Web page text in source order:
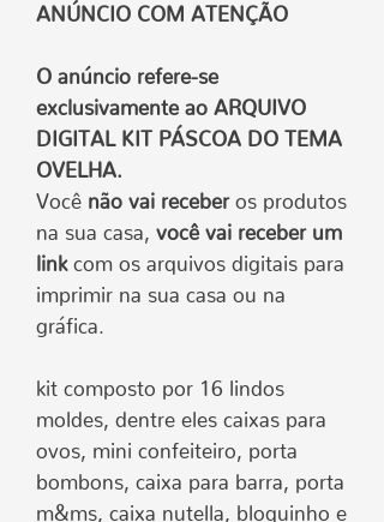
ANÚNCIO COM ATENÇÃO
O anúncio refere-se
exclusivamente ao ARQUIVO
DIGITAL KIT PÁSCOA DO TEMA
OVELHA.
Você não vai receberos produtos
na sua casa, você vai receber um
linkcom os arquivos digitais para
imprimir na sua casa ou na
gráfica.
kit composto por 16 lindos
moldes, dentre eles caixas para
ovos, mini confeiteiro, porta
bombons, caixa para barra, porta
m&ms, caixa nutella, bloquinho e